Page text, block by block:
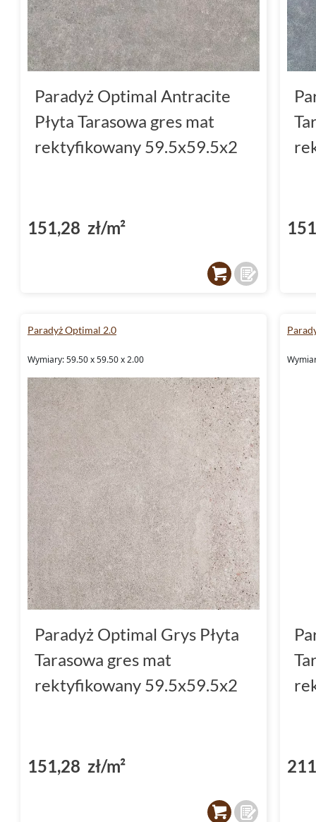
od pory roku!
Nie czekaj, wybierz płytki
2.0!
Jeśli szukasz płytek, które pozwolą Ci
Paradyż Optimal 2.0 są idealnym
się pięknem najwyższej jakości płytek od
Paradyż Optimal Antracite
Płyta Tarasowa gres mat
rektyfikowany 59.5x59.5x2
151,28 zł/m²
Paradyż Optimal 2.0
Wymiary: 59.50 x 59.50 x 2.00
Paradyż Optimal Grys Płyta
Tarasowa gres mat
rektyfikowany 59.5x59.5x2
151,28 zł/m²